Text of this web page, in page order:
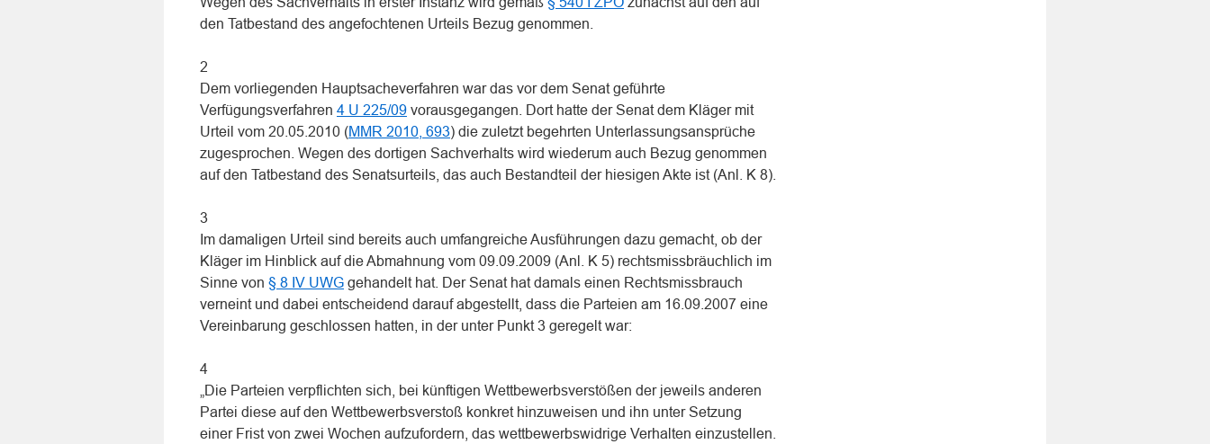
den Tatbestand des angefochtenen Urteils Bezug genommen.
2
Dem vorliegenden Hauptsacheverfahren war das vor dem Senat geführte
Verfügungsverfahren 4 U 225/09 vorausgegangen. Dort hatte der Senat dem Kläger mit
Urteil vom 20.05.2010 (MMR 2010, 693) die zuletzt begehrten Unterlassungsansprüche
zugesprochen. Wegen des dortigen Sachverhalts wird wiederum auch Bezug genommen
auf den Tatbestand des Senatsurteils, das auch Bestandteil der hiesigen Akte ist (Anl. K 8).
3
Im damaligen Urteil sind bereits auch umfangreiche Ausführungen dazu gemacht, ob der
Kläger im Hinblick auf die Abmahnung vom 09.09.2009 (Anl. K 5) rechtsmissbräuchlich im
Sinne von § 8 IV UWG gehandelt hat. Der Senat hat damals einen Rechtsmissbrauch
verneint und dabei entscheidend darauf abgestellt, dass die Parteien am 16.09.2007 eine
Vereinbarung geschlossen hatten, in der unter Punkt 3 geregelt war:
4
„Die Parteien verpflichten sich, bei künftigen Wettbewerbsverstößen der jeweils anderen
Partei diese auf den Wettbewerbsverstoß konkret hinzuweisen und ihn unter Setzung
einer Frist von zwei Wochen aufzufordern, das wettbewerbswidrige Verhalten einzustellen.